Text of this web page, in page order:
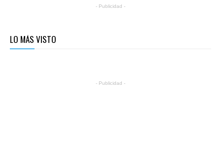
- Publicidad -
LO MÁS VISTO
- Publicidad -